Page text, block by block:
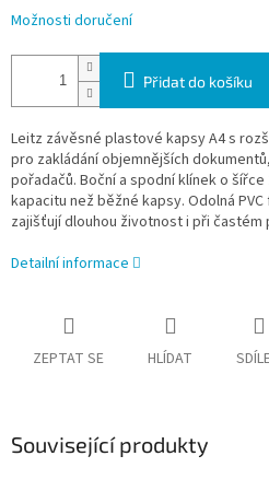
Možnosti doručení
Přidat do košíku
Leitz závěsné plastové kapsy A4 s
pro zakládání objemnějších
pořadačů. Boční a spodní klínek o
kapacitu než běžné kapsy. Odolná
zajišťují dlouhou životnost i při častém
Detailní informace
ZEPTAT SE HLÍDAT
Související produkty